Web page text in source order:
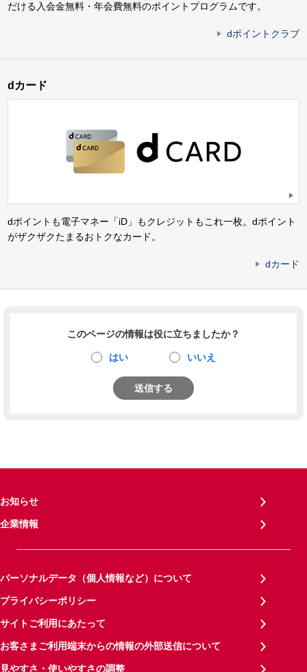
だける入会金無料・年会費無料のポイントプログラムです。
dポイントクラブ
dカード
dポイントも電子マネー「iD」もクレジットもこれ一枚。dポイント
がザクザクたまるおトクなカード。
dカード
このページの情報は役に立ちましたか？
はい いいえ
送信する
お知らせ
企業情報
パーソナルデータ（個人情報など）について
プライバシーポリシー
サイトご利用にあたって
お客さまご利用端末からの情報の外部送信について
見やすさ・使いやすさの調整